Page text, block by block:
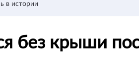
в истории
без крыши